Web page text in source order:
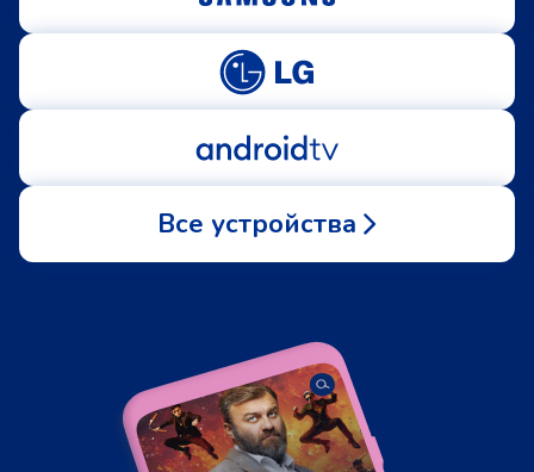
Все устройства